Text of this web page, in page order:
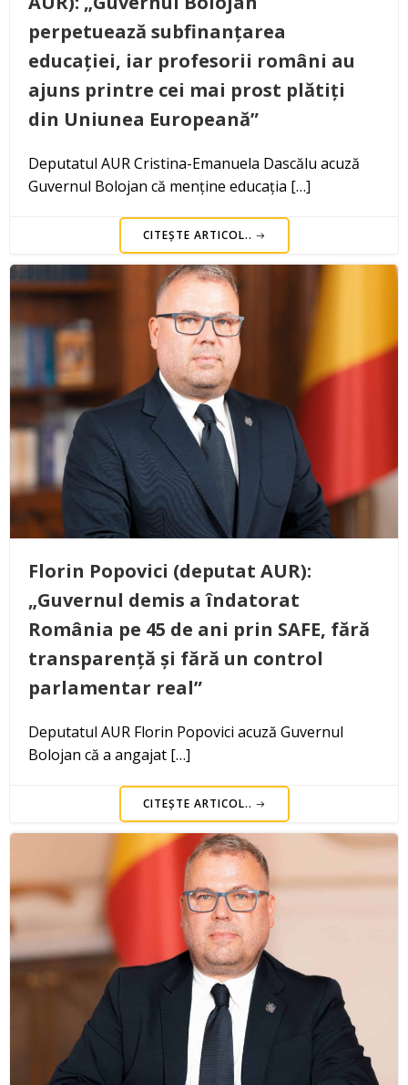
perpetuează subfinanțarea
educației, iar profesorii români au
ajuns printre cei mai prost plătiți
din Uniunea Europeană”
Deputatul AUR Cristina-Emanuela Dascălu acuză
Guvernul Bolojan că menține educația […]
CITEȘTE ARTICOL..
Florin Popovici (deputat AUR):
„Guvernul demis a îndatorat
România pe 45 de ani prin SAFE, fără
transparență și fără un control
parlamentar real”
Deputatul AUR Florin Popovici acuză Guvernul
Bolojan că a angajat […]
CITEȘTE ARTICOL..